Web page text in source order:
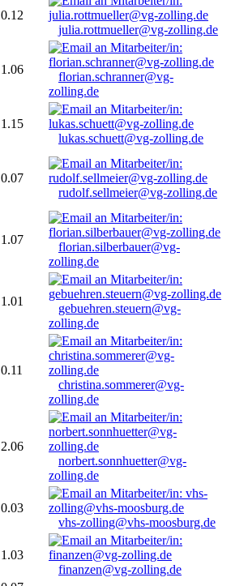
0.12
julia.rottmueller@vg-zolling.de
1.06
florian.schranner@vg-
zolling.de
1.15
lukas.schuett@vg-zolling.de
0.07
rudolf.sellmeier@vg-zolling.de
1.07
florian.silberbauer@vg-
zolling.de
1.01
gebuehren.steuern@vg-
zolling.de
0.11
christina.sommerer@vg-
zolling.de
2.06
norbert.sonnhuetter@vg-
zolling.de
0.03
vhs-zolling@vhs-moosburg.de
1.03
finanzen@vg-zolling.de